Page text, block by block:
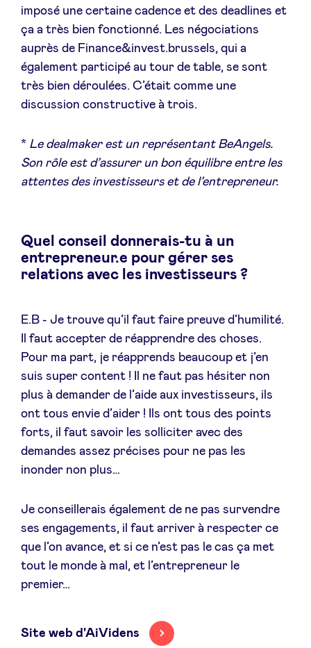
imposé une certaine cadence et des deadlines et
ça a très bien fonctionné. Les négociations
auprès de Finance&invest.brussels, qui a
également participé au tour de table, se sont
très bien déroulées. C’était comme une
discussion constructive à trois.
* Le dealmaker est un représentant BeAngels.
Son rôle est d’assurer un bon équilibre entre les
attentes des investisseurs et de l’entrepreneur.
Quel conseil donnerais-tu à un
entrepreneur.e pour gérer ses
relations avec les investisseurs ?
E.B - Je trouve qu’il faut faire preuve d’humilité.
Il faut accepter de réapprendre des choses.
Pour ma part, je réapprends beaucoup et j’en
suis super content ! Il ne faut pas hésiter non
plus à demander de l’aide aux investisseurs, ils
ont tous envie d’aider ! Ils ont tous des points
forts, il faut savoir les solliciter avec des
demandes assez précises pour ne pas les
inonder non plus…
Je conseillerais également de ne pas survendre
ses engagements, il faut arriver à respecter ce
que l’on avance, et si ce n’est pas le cas ça met
tout le monde à mal, et l’entrepreneur le
premier…
Site web d'AiVidens